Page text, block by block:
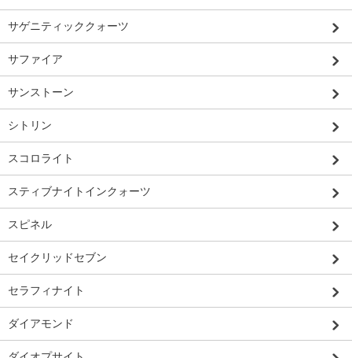
サゲニティッククォーツ
サファイア
サンストーン
シトリン
スコロライト
スティブナイトインクォーツ
スピネル
セイクリッドセブン
セラフィナイト
ダイアモンド